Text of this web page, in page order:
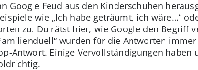
Google Feud aus den Kinderschuhen
wie „Ich habe geträumt, ich wäre…“
zu. Du rätst hier, wie Google den Begriff
wurden für die Antworten
Antwort. Einige Vervollständigungen haben